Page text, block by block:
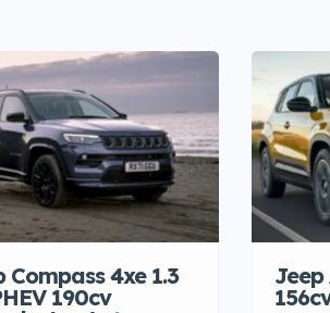
Compass 4xe 1.3
190cv
Jeep